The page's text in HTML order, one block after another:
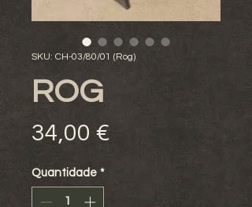
SKU: CH-03/80/01 (Rog)
ROG
34,00 €
Quantidade *